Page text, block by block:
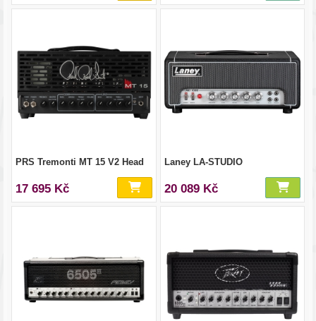
PRS Tremonti MT 15 V2 Head
17 695 Kč
Laney LA-STUDIO
20 089 Kč